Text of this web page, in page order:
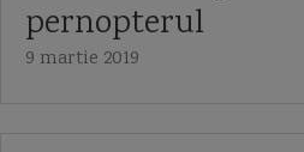
pernopterul
9 martie 2019